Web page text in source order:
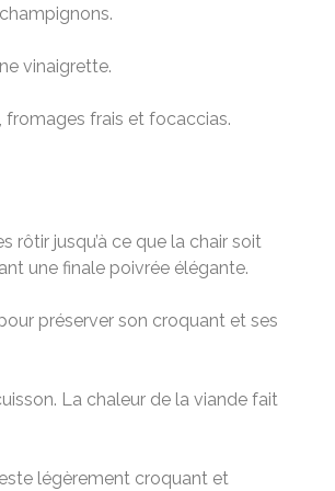
vinaigrette.
frais et focaccias.
rôtir jusqu’à ce que la chair soit
une finale poivrée élégante.
préserver son croquant et ses
La chaleur de la viande fait
légèrement croquant et